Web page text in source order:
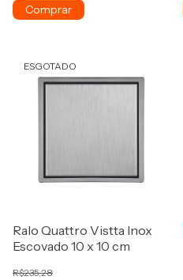
ESGOTADO
Ralo Quattro Vistta Inox
Escovado 10 x 10 cm
R$235,28